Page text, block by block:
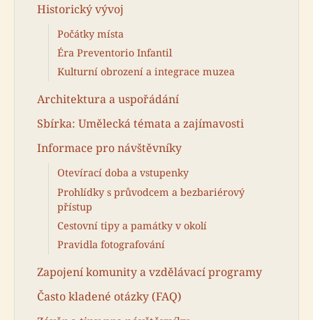
Historický vývoj
Počátky místa
Éra Preventorio Infantil
Kulturní obrození a integrace muzea
Architektura a uspořádání
Sbírka: Umělecká témata a zajímavosti
Informace pro návštěvníky
Otevírací doba a vstupenky
Prohlídky s průvodcem a bezbariérový
přístup
Cestovní tipy a památky v okolí
Pravidla fotografování
Zapojení komunity a vzdělávací programy
Často kladené otázky (FAQ)